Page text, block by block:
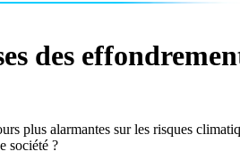
des
plus alarmantes sur les risques
société ?